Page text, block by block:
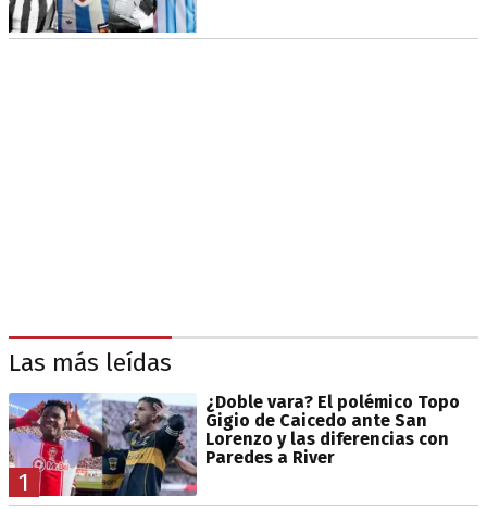
Las más leídas
1
¿Doble vara? El polémico Topo
Gigio de Caicedo ante San
Lorenzo y las diferencias con
Paredes a River